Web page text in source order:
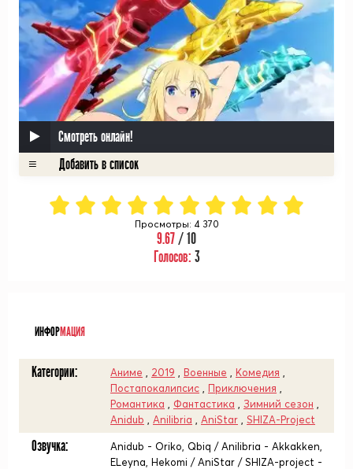
Смотреть онлайн!
Просмотры: 4 370
9.67/ 10
Голосов: 3
ИНФОРМАЦИЯ
Категории: Аниме 2019 Военные Комедия
Постапокалипсис
Приключения
Романтика
Фантастика Зимний сезон
Anidub
Anilibria AniStar SHIZA-Project
Озвучка:
Anidub - Oriko, Qbiq / Anilibria - Akkakken,
ELeyna, Hekomi / AniStar / SHIZA-project -